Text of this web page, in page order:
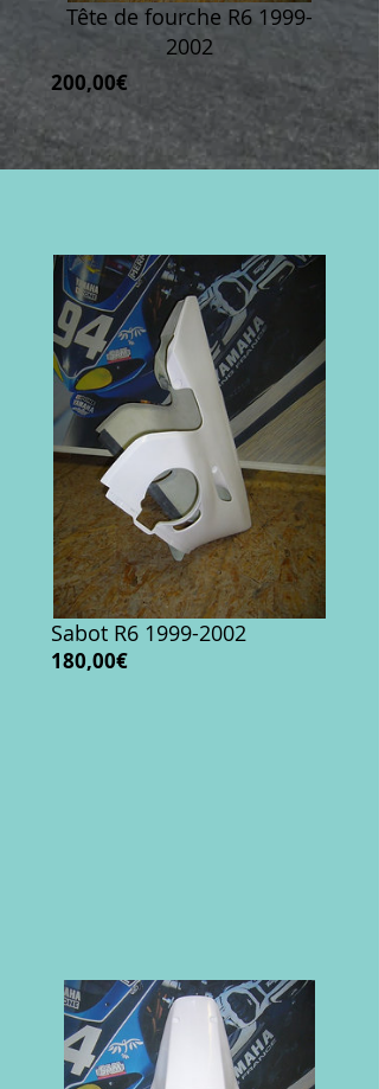
Tête de fourche R6 1999-
2002
200,00€
Sabot R6 1999-2002
180,00€Prix